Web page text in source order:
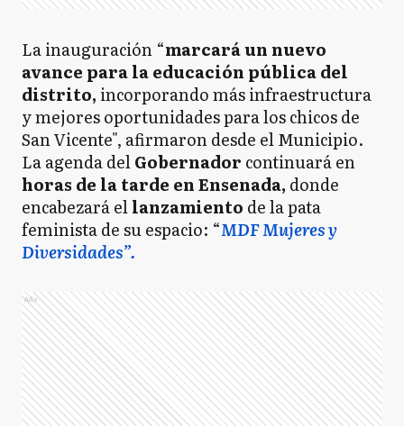
La inauguración “marcará un nuevo
avance para la educación pública del
distrito, incorporando más infraestructura
y mejores oportunidades para los chicos de
San Vicente", afirmaron desde el Municipio.
La agenda delGobernador continuará en
horas de la tarde en Ensenada, donde
encabezará ellanzamiento de la pata
feminista de su espacio: “MDF Mujeres y
Diversidades”.
Ads